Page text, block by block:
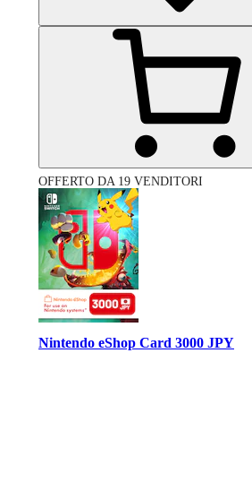
OFFERTO DA 19 VENDITORI
Nintendo eShop Card 3000 JPY